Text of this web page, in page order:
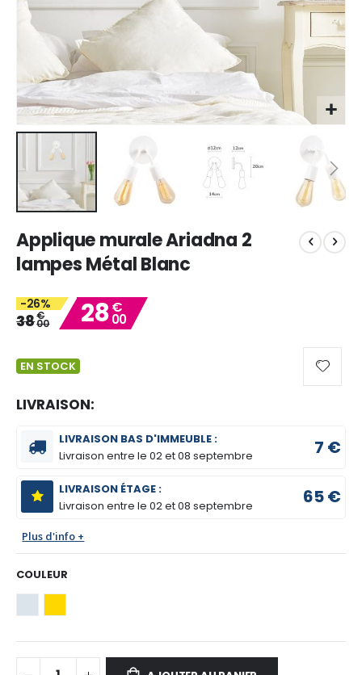
to
the
beginning
the
images
Applique murale Ariadna 2
lampes Métal Blanc
-26%
38€
00 28€
00
EN STOCK
LIVRAISON:
LIVRAISON BAS D'IMMEUBLE :
Livraison entre le02 et 08 septembre 7 €
LIVRAISON ÉTAGE :
Livraison entre le02 et 08 septembre 65 €
Plus d'info +
COULEUR